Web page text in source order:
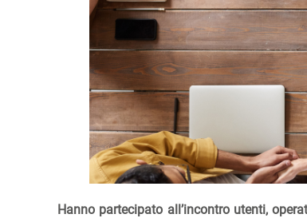
Hanno partecipato all’incontro utenti,